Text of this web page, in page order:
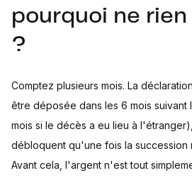
pourquoi ne
?
Comptez plusieurs mois. La
être déposée dans les 6 mois suivant
mois si le décès a eu lieu à
débloquent qu'une fois la succession
Avant cela, l'argent n'est tout